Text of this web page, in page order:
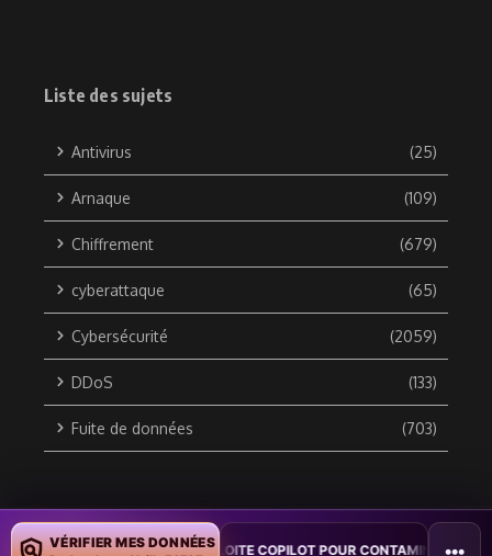
Liste des sujets
Antivirus (25)
Arnaque (109)
Chiffrement (679)
cyberattaque (65)
Cybersécurité (2059)
DDoS (133)
Fuite de données (703)
Copyright © 2010 / 2026 DATA SECURITY BREACH - Groupe
VÉRIFIER MES DONNÉES
: UN VER WORD EXPLOITE COPILOT POUR CONTAMINER DES •••